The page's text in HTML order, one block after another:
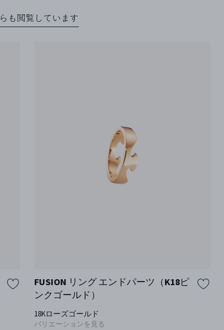
も閲覧しています
FUSION リング エンドパーツ（K18ピ
ンクゴールド）
18Kローズゴールド
バリエーションを見る